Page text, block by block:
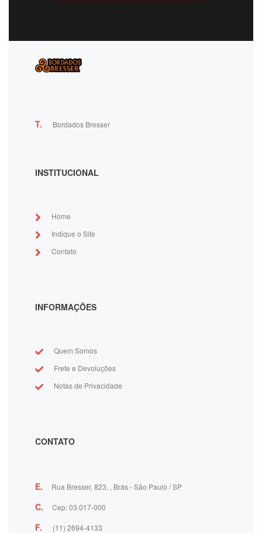
T. Bordados Bresser
INSTITUCIONAL
Home
Indique o Site
Contato
INFORMAÇÕES
Quem Somos
Frete e Devoluções
Notas de Privacidade
CONTATO
E. Rua Bresser, 823, , Brás - São Paulo / SP
C. Cep: 03.017-000
F. (11) 2694-4133